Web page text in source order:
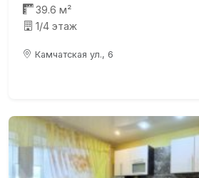
39.6 м²
1/4 этаж
Камчатская ул., 6